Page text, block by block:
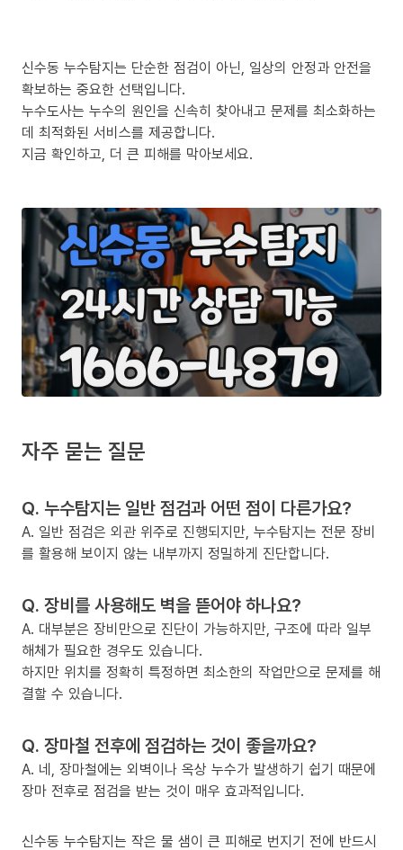
신수동 누수탐지는 단순한 점검이 아닌, 일상의 안정과 안전을
확보하는 중요한 선택입니다.
누수도사는 누수의 원인을 신속히 찾아내고 문제를 최소화하는
데 최적화된 서비스를 제공합니다.
지금 확인하고, 더 큰 피해를 막아보세요.
자주 묻는 질문
Q. 누수탐지는 일반 점검과 어떤 점이 다른가요?
A. 일반 점검은 외관 위주로 진행되지만, 누수탐지는 전문 장비
를 활용해 보이지 않는 내부까지 정밀하게 진단합니다.
Q. 장비를 사용해도 벽을 뜯어야 하나요?
A. 대부분은 장비만으로 진단이 가능하지만, 구조에 따라 일부
해체가 필요한 경우도 있습니다.
하지만 위치를 정확히 특정하면 최소한의 작업만으로 문제를 해
결할 수 있습니다.
Q. 장마철 전후에 점검하는 것이 좋을까요?
A. 네, 장마철에는 외벽이나 옥상 누수가 발생하기 쉽기 때문에
장마 전후로 점검을 받는 것이 매우 효과적입니다.
신수동 누수탐지는 작은 물 샘이 큰 피해로 번지기 전에 반드시